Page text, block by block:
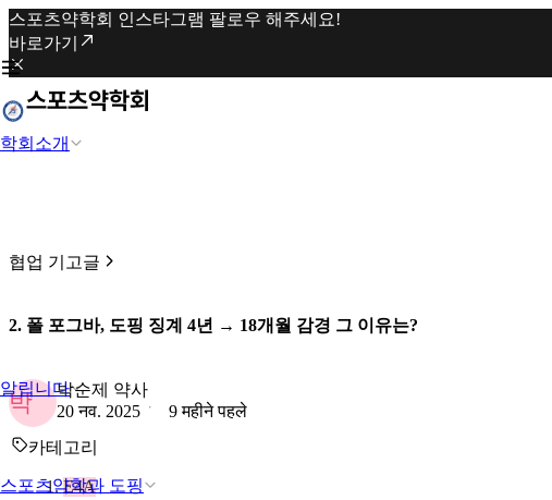
스포츠약학회 인스타그램 팔로우 해주세요!
바로가기
학회소개
알립니다
스포츠약학과 도핑
협업 기고글
2. 폴 포그바, 도핑 징계 4년 → 18개월 감경 그 이유는?
박
박순제 약사
20 नव. 2025
9 महीने पहले
카테고리
E4A